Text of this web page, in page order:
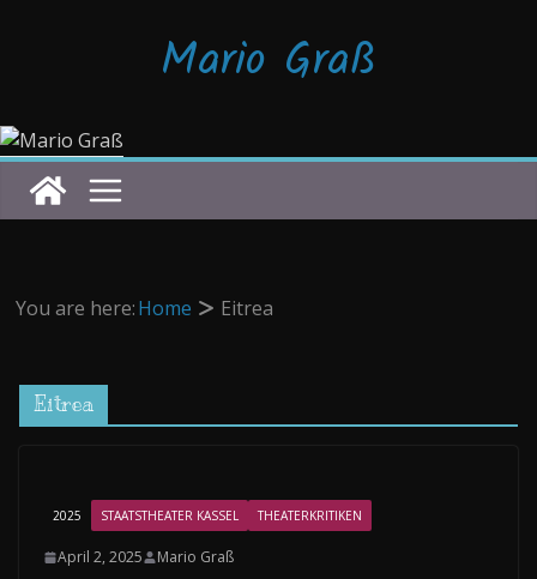
Mario Graß
You are here:Home Eitrea
Eitrea
2025 STAATSTHEATER KASSEL THEATERKRITIKEN
April 2, 2025 Mario Graß